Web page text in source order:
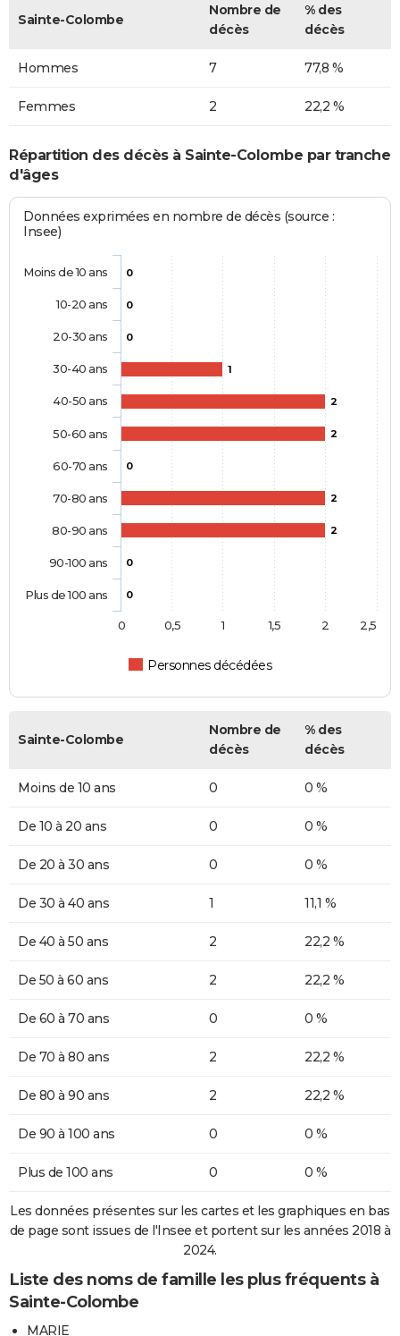
Sainte-Colombe
Nombre de
décès
% des
décès
Hommes 7 77,8 %
Femmes 2 22,2 %
Répartition des décès à Sainte-Colombe par tranche
d'âges
Données exprimées en nombre de décès (source :
Insee)
0
0
0
1
2
2
0
2
2
0
0
Personnes décédées
Moins de 10 ans
10-20 ans
20-30 ans
30-40 ans
40-50 ans
50-60 ans
60-70 ans
70-80 ans
80-90 ans
90-100 ans
Plus de 100 ans
0 0,5 1 1,5 2 2,5
Sainte-Colombe
Nombre de
décès
% des
décès
Moins de 10 ans 0 0 %
De 10 à 20 ans 0 0 %
De 20 à 30 ans 0 0 %
De 30 à 40 ans 1 11,1 %
De 40 à 50 ans 2 22,2 %
De 50 à 60 ans 2 22,2 %
De 60 à 70 ans 0 0 %
De 70 à 80 ans 2 22,2 %
De 80 à 90 ans 2 22,2 %
De 90 à 100 ans 0 0 %
Plus de 100 ans 0 0 %
Les données présentes sur les cartes et les graphiques en bas
de page sont issues de l'Insee et portent sur les années 2018 à
2024.
Liste des noms de famille les plus fréquents à
Sainte-Colombe
MARIE